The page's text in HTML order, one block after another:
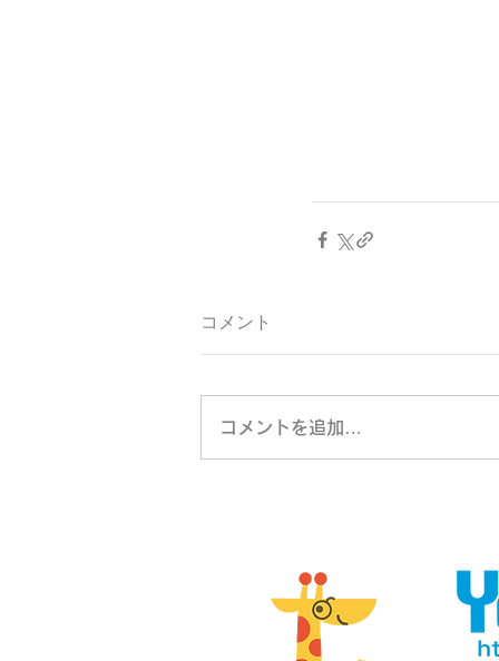
コメント
コメントを追加…